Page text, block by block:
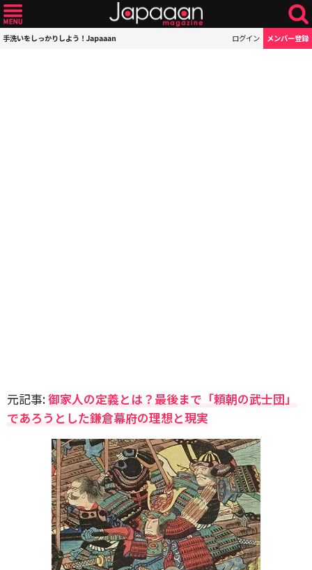
手洗いをしっかりしよう！Japaaan ログイン メンバー登録
元記事:御家人の定義とは？最後まで「頼朝の武士団」
であろうとした鎌倉幕府の理想と現実